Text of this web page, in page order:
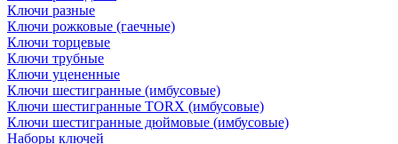
Ключи разные
Ключи рожковые (гаечные)
Ключи торцевые
Ключи трубные
Ключи уцененные
Ключи шестигранные (имбусовые)
Ключи шестигранные TORX (имбусовые)
Ключи шестигранные дюймовые (имбусовые)
Наборы ключей